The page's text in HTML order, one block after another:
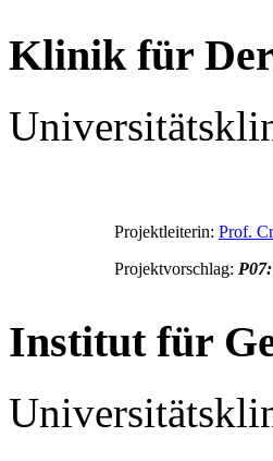
Klinik für
Projektleiterin: Prof.
Projektvorschlag:
Institut für